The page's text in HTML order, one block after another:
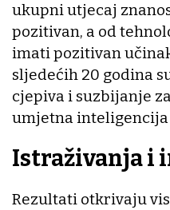
ukupni utjecaj
pozitivan, a od
imati pozitivan
sljedećih 20 godina
cjepiva i suzbijanje
umjetna inteligencija
Istraživanja i
Rezultati otkrivaju